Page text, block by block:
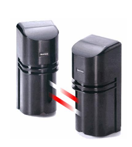
initial
était :
DT 490,000.DT 380,000.